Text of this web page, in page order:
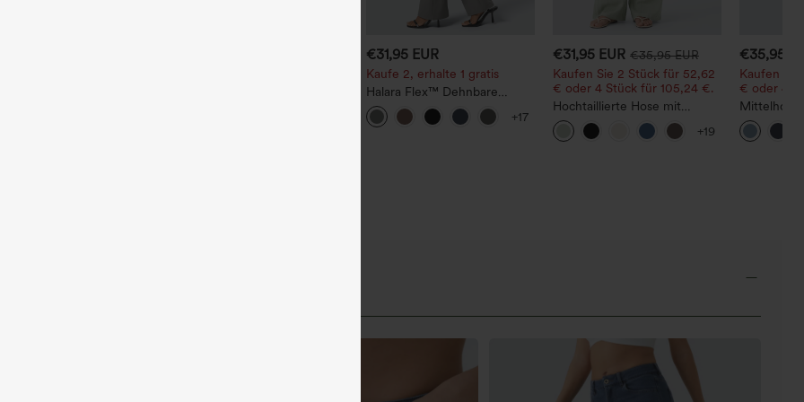
€31,95 EUR
Kaufe 2, erhalte 1 gratis
Halara Flex™ Dehnbare
Stoffhose mit hohem Bund
und Seitentasche hinten
+17
€31,95 EUR €35,95 EUR
Kaufen Sie 2 Stück für 52,62
€ oder 4 Stück für 105,24 €.
Hochtaillierte Hose mit
Kordelzug und Taschen,
weitem Bein, lässig und
+19
€35,95
Kaufen
€ oder 4
versehene,